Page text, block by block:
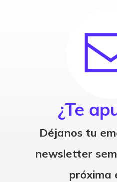
¿Te
Déjanos tu
newsletter
próxima